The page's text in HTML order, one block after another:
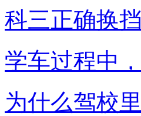
科三正确换
学车过程中
为什么驾校